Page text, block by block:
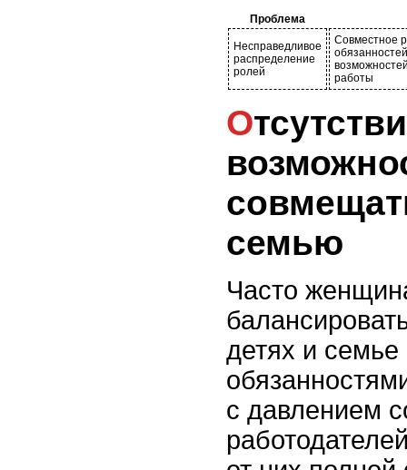
Проблема
Несправедливое
распределение
ролей
Совместное
работы
Отсутствие
семью
Часто
детях и
с давлением